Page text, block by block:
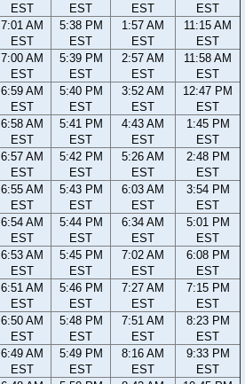
EST
EST
EST
EST
7:01 AM
EST
5:38 PM
EST
1:57 AM
EST
11:15 AM
EST
7:00 AM
EST
5:39 PM
EST
2:57 AM
EST
11:58 AM
EST
6:59 AM
EST
5:40 PM
EST
3:52 AM
EST
12:47 PM
EST
6:58 AM
EST
5:41 PM
EST
4:43 AM
EST
1:45 PM
EST
6:57 AM
EST
5:42 PM
EST
5:26 AM
EST
2:48 PM
EST
6:55 AM
EST
5:43 PM
EST
6:03 AM
EST
3:54 PM
EST
6:54 AM
EST
5:44 PM
EST
6:34 AM
EST
5:01 PM
EST
6:53 AM
EST
5:45 PM
EST
7:02 AM
EST
6:08 PM
EST
6:51 AM
EST
5:46 PM
EST
7:27 AM
EST
7:15 PM
EST
6:50 AM
EST
5:48 PM
EST
7:51 AM
EST
8:23 PM
EST
6:49 AM
EST
5:49 PM
EST
8:16 AM
EST
9:33 PM
EST